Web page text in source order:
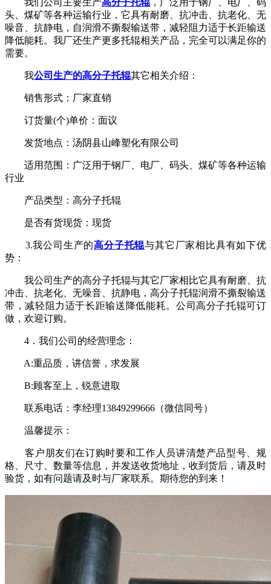
我们公司主要生产高分子托辊 ，广泛用于钢厂、电厂、码
头、煤矿等各种运输行业，它具有耐磨、抗冲击、抗老化、无
噪音、抗静电，自润滑不撕裂输送带，减轻阻力适于长距输送
降低能耗。我厂还生产更多托辊相关产品，完全可以满足你的
需要。
我公司生产的高分子托辊其它相关介绍：
销售形式：厂家直销
订货量(个)单价 ：面议
发货地点：汤阴县山峰塑化有限公司
适用范围：广泛用于钢厂、电厂、码头、煤矿等各种运输
行业
产品类型：高分子托辊
是否有货现货：现货
3.我公司生产的高分子托辊与其它厂家相比具有如下优
势：
我公司生产的高分子托辊与其它厂家相比它具有耐磨、抗
冲击、抗老化、无噪音、抗静电，高分子托辊润滑不撕裂输送
带，减轻阻力适于长距输送降低能耗。公司高分子托辊可订
做，欢迎订购。
4．我们公司的经营理念：
A:重品质，讲信誉，求发展
B:顾客至上，锐意进取
联系电话 ：李经理13849299666（微信同号）
温馨提示：
客户朋友们在订购时要和工作人员讲清楚产品型号、规
格、尺寸、数量等信息，并发送收货地址，收到货后，请及时
验货，如有问题请及时与厂家联系。期待您的到来！